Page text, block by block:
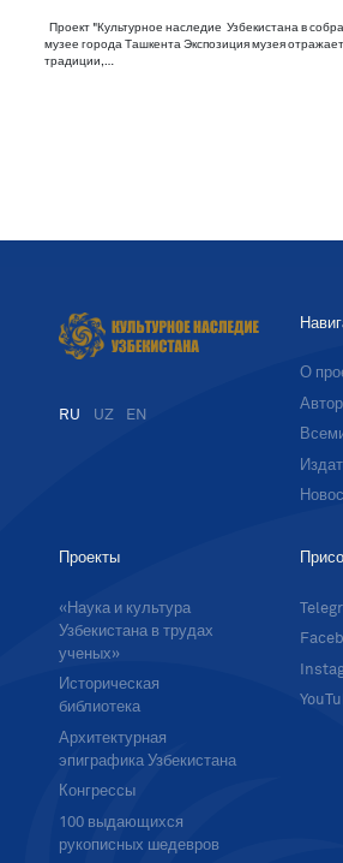
Проект "Культурное наследие Узбекистана в
музее города Ташкента Экспозиция музея
традиции,…
RU UZ EN
О
Проекты
«Наука и культура
Узбекистана в трудах
ученых»
Историческая
библиотека
Архитектурная
эпиграфика Узбекистана
Конгрессы
100 выдающихся
рукописных шедевров